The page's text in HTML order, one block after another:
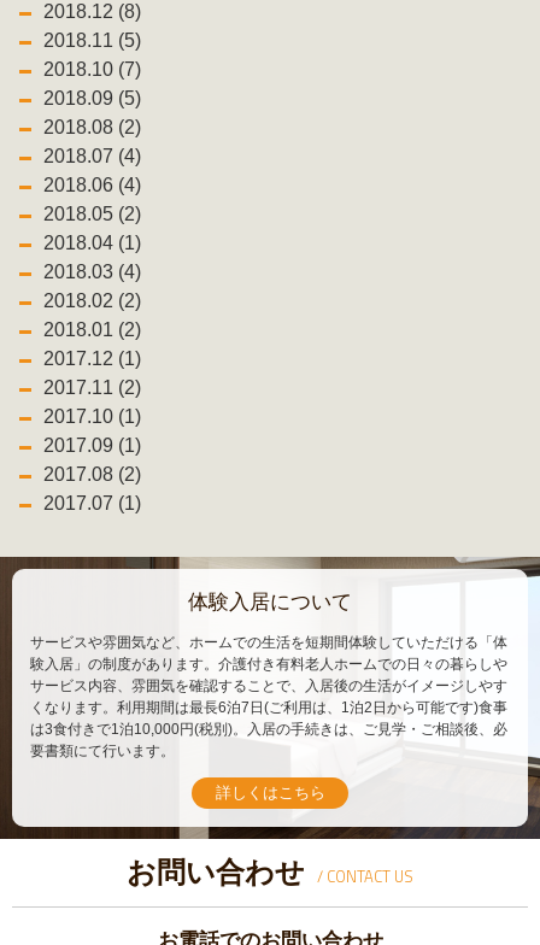
2018.12 (8)
2018.11 (5)
2018.10 (7)
2018.09 (5)
2018.08 (2)
2018.07 (4)
2018.06 (4)
2018.05 (2)
2018.04 (1)
2018.03 (4)
2018.02 (2)
2018.01 (2)
2017.12 (1)
2017.11 (2)
2017.10 (1)
2017.09 (1)
2017.08 (2)
2017.07 (1)
体験入居について
サービスや雰囲気など、ホームでの生活を短期間体験していただける「体
験入居」の制度があります。介護付き有料老人ホームでの日々の暮らしや
サービス内容、雰囲気を確認することで、入居後の生活がイメージしやす
くなります。利用期間は最長6泊7日(ご利用は、1泊2日から可能です)食事
は3食付きで1泊10,000円(税別)。入居の手続きは、ご見学・ご相談後、必
要書類にて行います。
詳しくはこちら
お問い合わせ / CONTACT US